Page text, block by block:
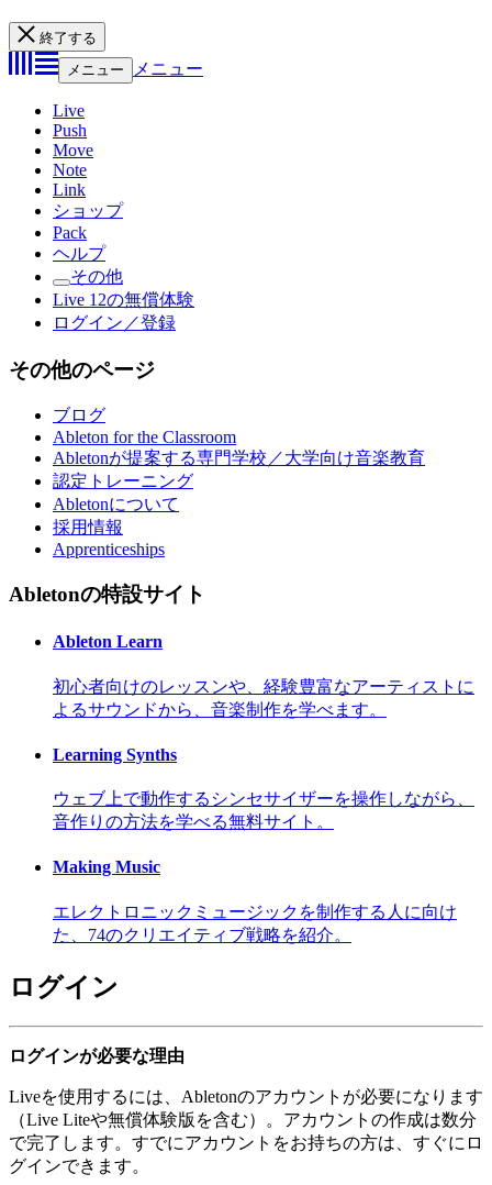
終了する
メニュー
メニュー
Live
Push
Move
Note
Link
ショップ
Pack
ヘルプ
その他
Live 12の無償体験
ログイン／登録
その他のページ
ブログ
Ableton for the Classroom
Abletonが提案する専門学校／大学向け音楽教育
認定トレーニング
Abletonについて
採用情報
Apprenticeships
Abletonの特設サイト
Ableton Learn
初心者向けのレッスンや、経験豊富なアーティストに
よるサウンドから、音楽制作を学べます。
Learning Synths
ウェブ上で動作するシンセサイザーを操作しながら、
音作りの方法を学べる無料サイト。
Making Music
エレクトロニックミュージックを制作する人に向け
た、74のクリエイティブ戦略を紹介。
ログイン
ログインが必要な理由
Liveを使用するには、Abletonのアカウントが必要になります
（Live Liteや無償体験版を含む）。アカウントの作成は数分
で完了します。すでにアカウントをお持ちの方は、すぐにロ
グインできます。